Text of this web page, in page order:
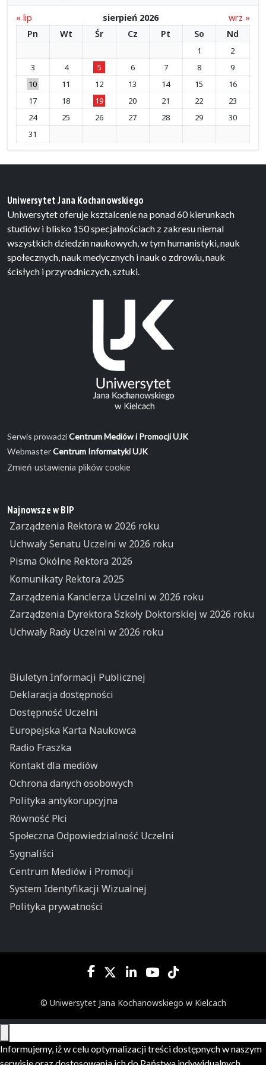
« lip sierpień 2026
wrz »
Pn
Wt Śr Cz Pt So Nd
1
2
3
4 5 6 7 8
9
10
11 12 13 14 15
16
17
18 19 20 21 22
23
24
25 26 27 28 29
30
31
Uniwersytet Jana Kochanowskiego
Uniwersytet oferuje ksztalcenie na ponad 60 kierunkach
studiów i blisko 150 specjalnościach z zakresu niemal
wszystkich dziedzin naukowych, w tym humanistyki, nauk
społecznych, nauk medycznych i nauk o zdrowiu, nauk
ścisłych i przyrodniczych, sztuki.
Serwis prowadziCentrum Mediów i Promocji UJK
WebmasterCentrum Informatyki UJK
Zmień ustawienia plików cookie
Najnowsze w BIP
Zarządzenia Rektora w 2026 roku
Uchwały Senatu Uczelni w 2026 roku
Pisma Okólne Rektora 2026
Komunikaty Rektora 2025
Zarządzenia Kanclerza Uczelni w 2026 roku
Zarządzenia Dyrektora Szkoły Doktorskiej w 2026 roku
Uchwały Rady Uczelni w 2026 roku
Biuletyn Informacji Publicznej
Deklaracja dostępności
Dostępność Uczelni
Europejska Karta Naukowca
Radio Fraszka
Kontakt dla mediów
Ochrona danych osobowych
Polityka antykorupcyjna
Równość Płci
Społeczna Odpowiedzialność Uczelni
Sygnaliści
Centrum Mediów i Promocji
System Identyfikacji Wizualnej
Polityka prywatności
© Uniwersytet Jana Kochanowskiego w Kielcach
Informujemy, iż w celu optymalizacji treści dostępnych w naszym